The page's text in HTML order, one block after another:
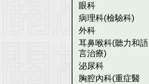
眼科
病理科(檢驗科)
外科
耳鼻喉科(聽力和語
言治療)
泌尿科
胸腔內科(重症醫